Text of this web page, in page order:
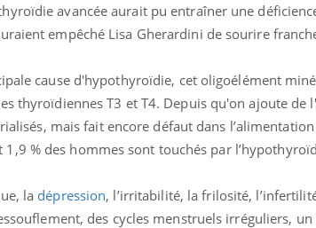
avancée aurait pu entraîner une
empêché Lisa Gherardini de sourire
cause d'hypothyroïdie, cet oligoélément
thyroïdiennes T3 et T4. Depuis qu'on ajoute de
mais fait encore défaut dans
% des hommes sont touchés par
la dépression, l’irritabilité, la frilosité,
des cycles menstruels irréguliers, un